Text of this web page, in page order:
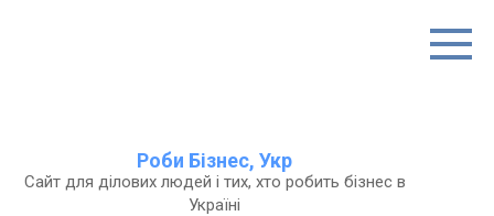
Роби Бізнес, Укр
Сайт для ділових людей і тих, хто робить бізнес в
Україні